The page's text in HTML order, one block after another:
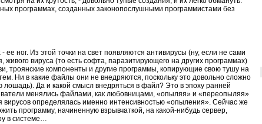
программах, созданных законопослушными программистами без
ее ног. Из этой точки на свет появляются антивирусы (ну, если не сами
вируса (то есть софта, паразитирующего на других программах)
троянские компоненты и другие программы, копирующие свою тушу на
Ни в какие файлы они не внедряются, поскольку это довольно сложно
Да и какой смысл внедряться в файл? Это в эпоху ранней
менялись файлами, как любовницами, «опыляя» и «переопыляя»
вирусов определялась именно интенсивностью «опыления». Сейчас же
программу, начиненную взрывчаткой, на какой-нибудь сервер,
в системе…